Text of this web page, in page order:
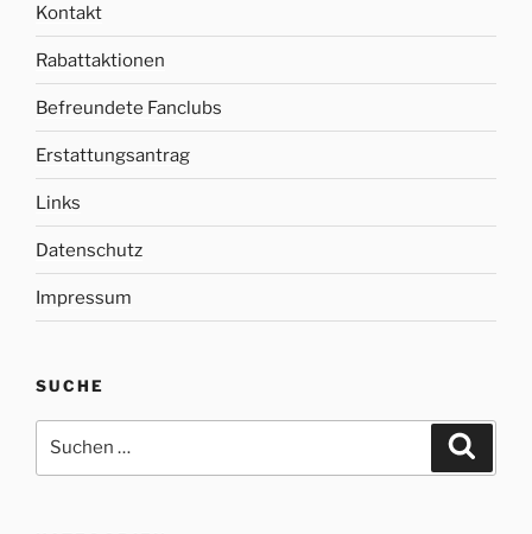
Kontakt
Rabattaktionen
Befreundete Fanclubs
Erstattungsantrag
Links
Datenschutz
Impressum
SUCHE
nach: